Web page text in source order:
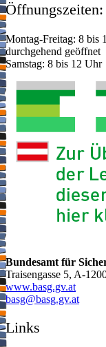
Öffnungszeiten:
Montag-Freitag: 8 bis
durchgehend geöffnet
Samstag: 8 bis 12 Uhr
Bundesamt für
Traisengasse 5, A-
www.basg.gv.at
ta.vg.gsab@gsab
Links